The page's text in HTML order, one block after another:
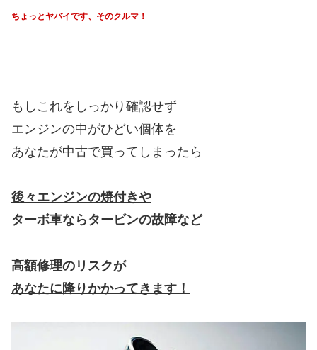
ちょっとヤバイです、そのクルマ！
もしこれをしっかり確認せず
エンジンの中がひどい個体を
あなたが中古で買ってしまったら
後々エンジンの焼付きや
ターボ車ならタービンの故障など
高額修理のリスクが
あなたに降りかかってきます！